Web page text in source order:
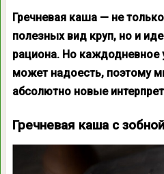
Гречневая каша — не
полезных вид круп, но и
рациона. Но каждодневное
может надоесть, поэтому
абсолютно новые
Гречневая каша с